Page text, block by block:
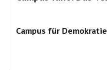
Campus für Demokratie